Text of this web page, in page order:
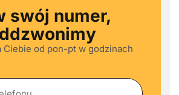
swój numer,
Ciebie od pon-pt w godzinach